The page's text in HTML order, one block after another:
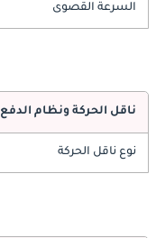
السرعة القصوى
ناقل الحركة ونظام الدفع
نوع ناقل الحركة